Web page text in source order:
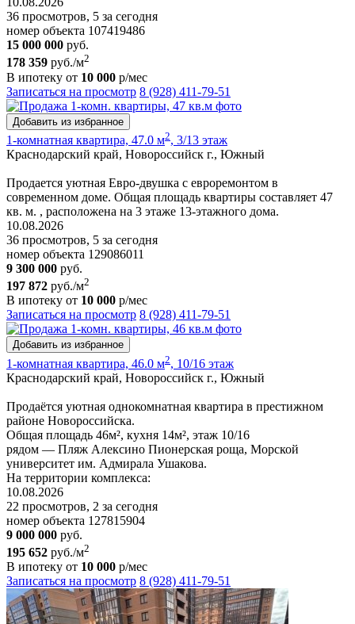
36 просмотров, 5 за сегодня
номер объекта 107419486
15 000 000 руб.
178 359 руб./м2
В ипотеку от 10 000 р/мес
Записаться на просмотр 8 (928) 411-79-51
Добавить из избранное
1-комнатная квартира, 47.0 м2, 3/13 этаж
Краснодарский край, Новороссийск г., Южный
Продается уютная Евро-двушка с евроремонтом в
современном доме. Общая площадь квартиры составляет 47
кв. м. , расположена на 3 этаже 13-этажного дома.
10.08.2026
36 просмотров, 5 за сегодня
номер объекта 129086011
9 300 000 руб.
197 872 руб./м2
В ипотеку от 10 000 р/мес
Записаться на просмотр 8 (928) 411-79-51
Добавить из избранное
1-комнатная квартира, 46.0 м2, 10/16 этаж
Краснодарский край, Новороссийск г., Южный
Продаётся уютная однокомнатная квартира в престижном
районе Новороссийска.
Общая площадь 46м², кухня 14м², этаж 10/16
рядом — Пляж Алексино Пионерская роща, Морской
университет им. Адмирала Ушакова.
На территории комплекса:
10.08.2026
22 просмотров, 2 за сегодня
номер объекта 127815904
9 000 000 руб.
195 652 руб./м2
В ипотеку от 10 000 р/мес
Записаться на просмотр 8 (928) 411-79-51